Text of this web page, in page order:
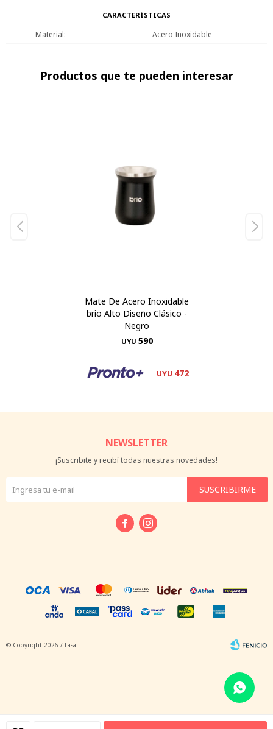
CARACTERÍSTICAS
Material Acero Inoxidable
Productos que te pueden interesar
Mate De Acero Inoxidable
brio Alto Diseño Clásico -
Negro
UYU 590
UYU 472
NEWSLETTER
¡Suscribite y recibí todas nuestras novedades!
SUSCRIBIRME
 
© Copyright 2026 / Lasa